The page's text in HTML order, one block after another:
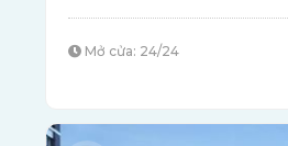
Mở cửa: 24/24